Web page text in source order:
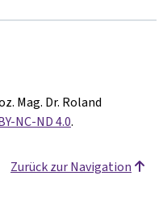
Mag. Dr. Roland
NC-ND 4.0.
Zurück zur Navigation